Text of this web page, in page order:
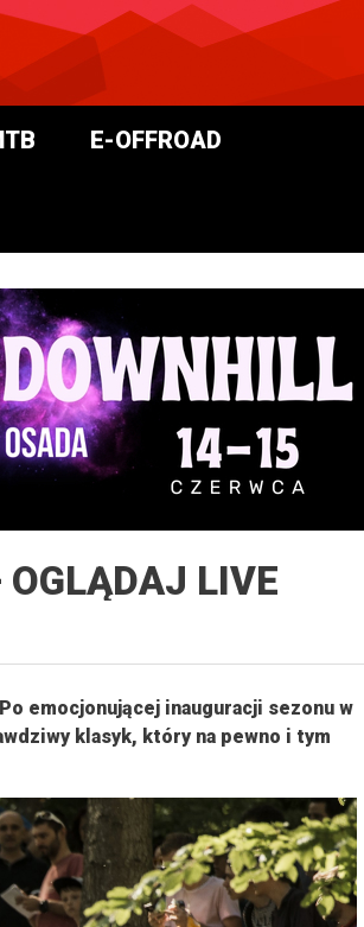
E-OFFROAD
LIVE
emocjonującej inauguracji sezonu w
klasyk, który na pewno i tym